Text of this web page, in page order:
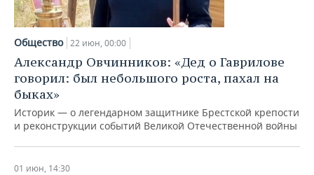
Общество 22 июн, 00:00
Александр Овчинников: «Дед о Гаврилове
говорил: был небольшого роста, пахал на
быках»
Историк — о легендарном защитнике Брестской крепости
и реконструкции событий Великой Отечественной войны
01 июн, 14:30